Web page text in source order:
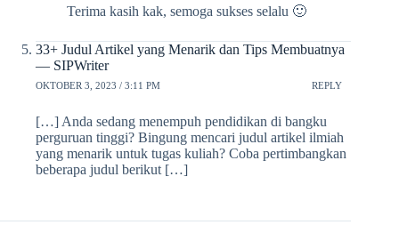
Terima kasih kak, semoga sukses selalu 🙂
33+ Judul Artikel yang Menarik dan Tips Membuatnya
— SIPWriter
OKTOBER 3, 2023 / 3:11 PM REPLY
[…] Anda sedang menempuh pendidikan di bangku
perguruan tinggi? Bingung mencari judul artikel ilmiah
yang menarik untuk tugas kuliah? Coba pertimbangkan
beberapa judul berikut […]